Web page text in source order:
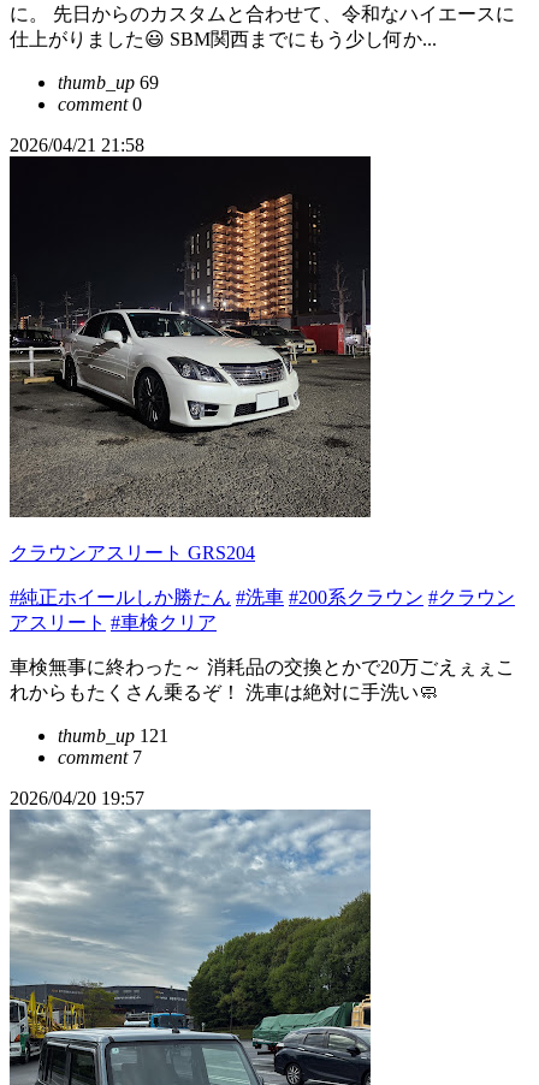
に。 先日からのカスタムと合わせて、令和なハイエースに
仕上がりました😃 SBM関西までにもう少し何か...
thumb_up 69
comment0
2026/04/21 21:58
クラウンアスリート GRS204
#純正ホイールしか勝たん #洗車 #200系クラウン #クラウン
アスリート #車検クリア
車検無事に終わった～ 消耗品の交換とかで20万ごえぇぇこ
れからもたくさん乗るぞ！ 洗車は絶対に手洗い🧼
thumb_up 121
comment7
2026/04/20 19:57